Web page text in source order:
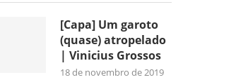
[Capa] Um garoto
(quase) atropelado
| Vinicius Grossos
18 de novembro de 2019